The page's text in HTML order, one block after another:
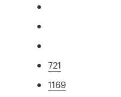
721
1169